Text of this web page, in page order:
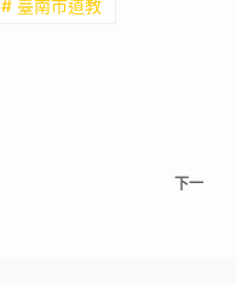
# 臺南市道教
下一